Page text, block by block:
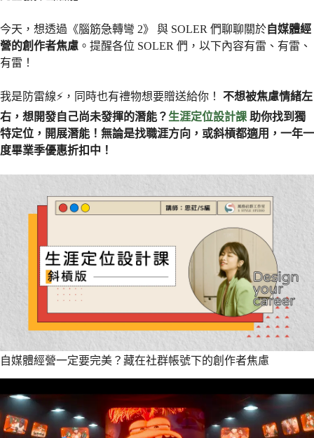
今天，想透過《腦筋急轉彎 2》 與 SOLER 們聊聊關於自媒體經
營的創作者焦慮 。提醒各位 SOLER 們，以下內容有雷、有雷、
有雷！
我是防雷線⚡，同時也有禮物想要贈送給你！ 不想被焦慮情緒左
右，想開發自己尚未發揮的潛能？ 生涯定位設計課 助你找到獨
特定位，開展潛能！無論是找職涯方向，或斜槓都適用，一年一
度畢業季優惠折扣中！
自媒體經營一定要完美？藏在社群帳號下的創作者焦慮